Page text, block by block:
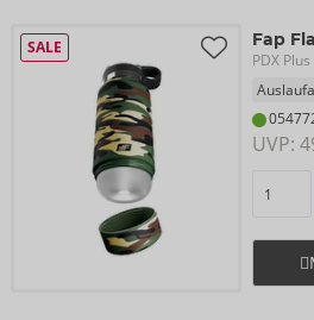
SALE Fap
PDX Plus
UVP: